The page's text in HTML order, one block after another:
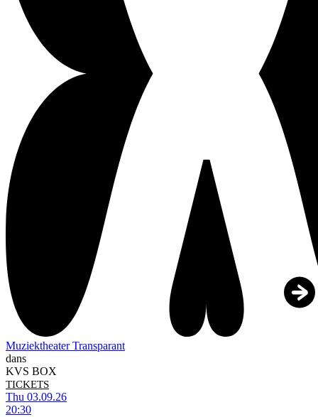
Muziektheater Transparant
dans
KVS BOX
TICKETS
Thu 03.09.26
20:30